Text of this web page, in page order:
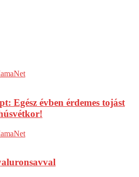
Egész évben érdemes tojást